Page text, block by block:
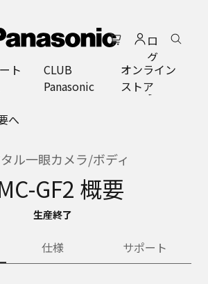
ロ
グ
イ
ン
ト
CLUB
Panasonic
オンライン
ストア
へ
ル一眼カメラ/ボディ
GF2 概要
生産終了
仕様 サポート